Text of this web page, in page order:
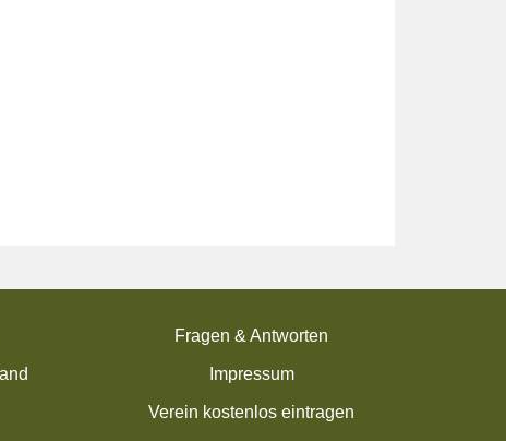
Fragen & Antworten
Impressum
Verein kostenlos eintragen